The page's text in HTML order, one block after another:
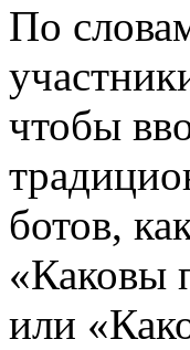
По
чтобы
ботов,
«Каковы
или